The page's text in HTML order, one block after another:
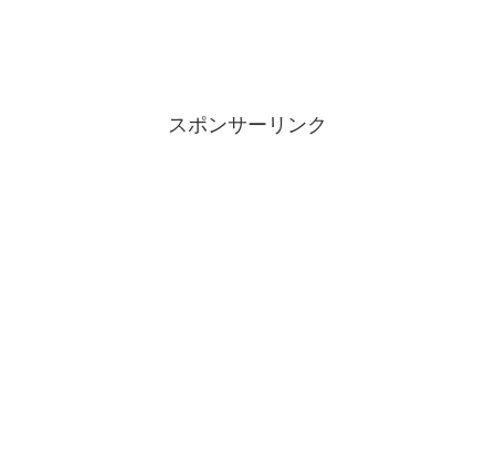
スポンサーリンク